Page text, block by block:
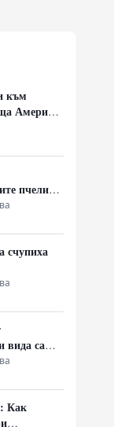
към
Америка
пчели
счупиха
вида са
Как